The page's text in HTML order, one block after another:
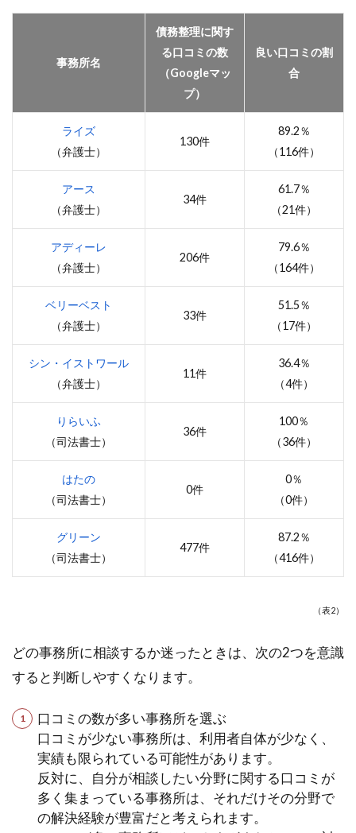
事務所名
債務整理に関す
る口コミの数
（Googleマッ
プ）
良い口コミの割
合
ライズ
（弁護士）
130件
89.2％
（116件）
アース
（弁護士）
34件
61.7％
（21件）
アディーレ
（弁護士）
206件
79.6％
（164件）
ベリーベスト
（弁護士）
33件
51.5％
（17件）
シン・イストワール
（弁護士）
11件
36.4％
（4件）
りらいふ
（司法書士）
36件
100％
（36件）
はたの
（司法書士）
0件
0％
（0件）
グリーン
（司法書士）
477件
87.2％
（416件）
（表2）
どの事務所に相談するか迷ったときは、次の2つを意識
すると判断しやすくなります。
口コミの数が多い事務所を選ぶ
口コミが少ない事務所は、利用者自体が少なく、
実績も限られている可能性があります。
反対に、自分が相談したい分野に関する口コミが
多く集まっている事務所は、それだけその分野で
の解決経験が豊富だと考えられます。